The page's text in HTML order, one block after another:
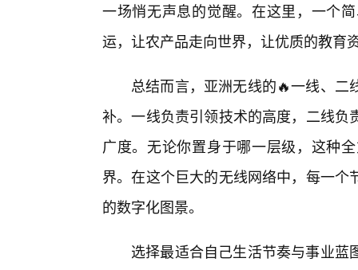
一场悄无声息的觉醒。在这里，一个
运，让农产品走向世界，让优质的教育
总结而言，亚洲无线的🔥一线、
补。一线负责引领技术的高度，二线
广度。无论你置身于哪一层级，这种
界。在这个巨大的无线网络中，每一
的数字化图景。
选择最适合自己生活节奏与事业